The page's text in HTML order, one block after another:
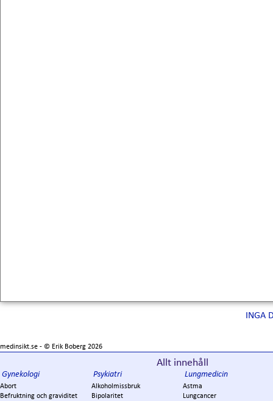
INGA
medinsikt.se - © Erik Boberg 2026
Allt innehåll
Gynekologi
Abort
Befruktning och graviditet
Psykiatri
Alkoholmissbruk
Bipolaritet
Lungmedicin
Astma
Lungcancer